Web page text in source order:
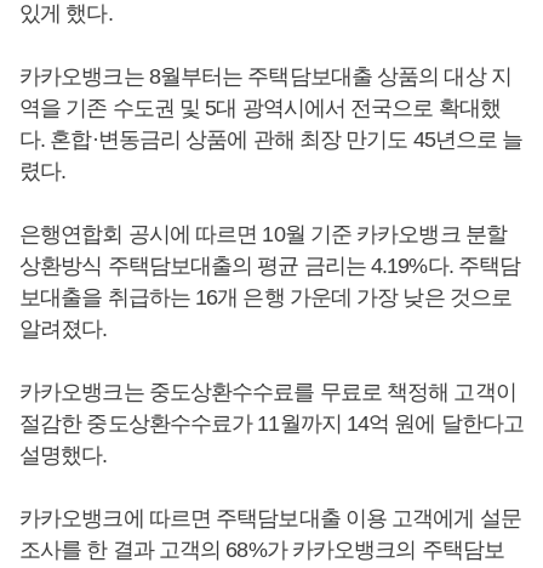
있게 했다.
카카오뱅크는 8월부터는 주택담보대출 상품의 대상 지
역을 기존 수도권 및 5대 광역시에서 전국으로 확대했
다. 혼합·변동금리 상품에 관해 최장 만기도 45년으로 늘
렸다.
은행연합회 공시에 따르면 10월 기준 카카오뱅크 분할
상환방식 주택담보대출의 평균 금리는 4.19%다. 주택담
보대출을 취급하는 16개 은행 가운데 가장 낮은 것으로
알려졌다.
카카오뱅크는 중도상환수수료를 무료로 책정해 고객이
절감한 중도상환수수료가 11월까지 14억 원에 달한다고
설명했다.
카카오뱅크에 따르면 주택담보대출 이용 고객에게 설문
조사를 한 결과 고객의 68%가 카카오뱅크의 주택담보